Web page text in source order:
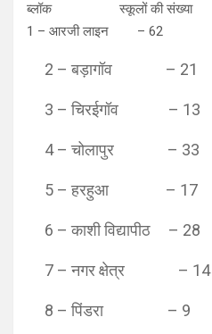
ब्लॉक स्कूलों की संख्या
1 – आरजी लाइन – 62
2 – बड़ागॉव – 21
3 – चिरईगॉव – 13
4 – चोलापुर – 33
5 – हरहुआ – 17
6 – काशी विद्यापीठ – 28
7 – नगर क्षेत्र – 14
8 – पिंडरा – 9